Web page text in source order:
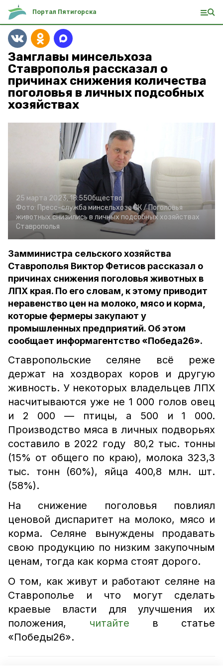
Портал Пятигорска
Замглавы минсельхоза
Ставрополья рассказал о
причинах снижения количества
поголовья в личных подсобных
хозяйствах
25 марта 2023, 18:55Общество
Фото: Пресс-служба минсельхоза СК /Поголовья
животных снизились в личных подсобных хозяйствах
Ставрополья
Замминистра сельского хозяйства
Ставрополья Виктор Фетисов рассказал о
причинах снижения поголовья животных в
ЛПХ края. По его словам, к этому приводит
неравенство цен на молоко, мясо и корма,
которые фермеры закупают у
промышленных предприятий. Об этом
сообщает информагентство «Победа26».
Ставропольские селяне всё реже
держат на хоздворах коров и другую
живность. У некоторых владельцев ЛПХ
насчитываются уже не 1 000 голов овец
и 2 000 — птицы, а 500 и 1 000.
Производство мяса в личных подворьях
составило в 2022 году 80,2 тыс. тонны
(15% от общего по краю), молока 323,3
тыс. тонн (60%), яйца 400,8 млн. шт.
(58%).
На снижение поголовья повлиял
ценовой диспаритет на молоко, мясо и
корма. Селяне вынуждены продавать
свою продукцию по низким закупочным
ценам, тогда как корма стоят дорого.
О том, как живут и работают селяне на
Ставрополье и что могут сделать
краевые власти для улучшения их
положения, читайте в статье
«Победы26».